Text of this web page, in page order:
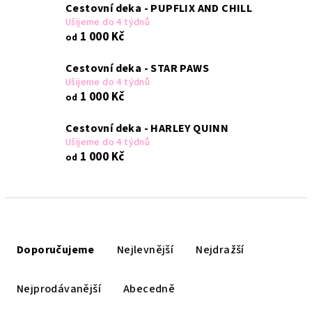
Cestovní deka - PUPFLIX AND CHILL
Ušijeme do 4 týdnů
od 1 000 Kč
Cestovní deka - STAR PAWS
Ušijeme do 4 týdnů
od 1 000 Kč
Cestovní deka - HARLEY QUINN
Ušijeme do 4 týdnů
od 1 000 Kč
Doporučujeme Nejlevnější Nejdražší
Nejprodávanější Abecedně